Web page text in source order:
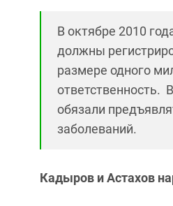
В октябре 2010
должны
размере одного
ответственность.
обязали
заболеваний.
Кадыров и Астахов